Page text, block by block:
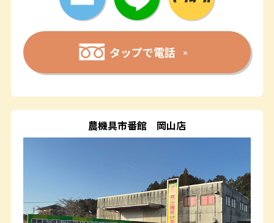
タップで電話
農機具市番館 岡山店